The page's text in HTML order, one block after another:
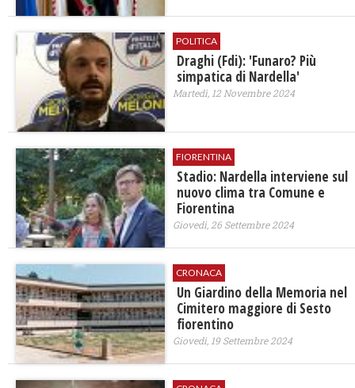
POLITICA
Draghi (Fdi): 'Funaro? Più
simpatica di Nardella'
Martedì, 12 Novembre 2024
FIORENTINA
Stadio: Nardella interviene sul
nuovo clima tra Comune e
Fiorentina
Giovedì, 26 Settembre 2024
CRONACA
Un Giardino della Memoria nel
Cimitero maggiore di Sesto
fiorentino
Giovedì, 19 Settembre 2024